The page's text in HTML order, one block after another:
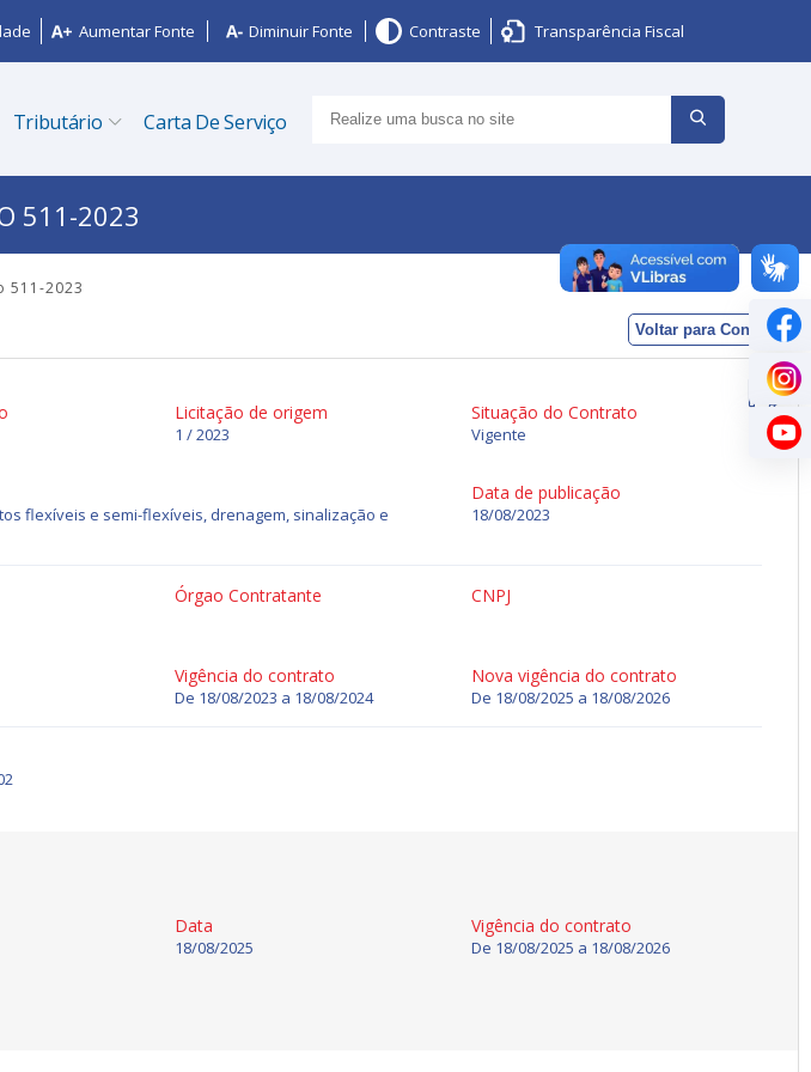
Aumentar Fonte Diminuir Fonte Contraste Transparência Fiscal
Tributário Carta De Serviço
511-2023
511-2023
Voltar para Contratos
Licitação de origem
1 / 2023
Situação do Contrato
Vigente
flexíveis e semi-flexíveis, drenagem, sinalização e
Data de publicação
18/08/2023
Órgao Contratante CNPJ
Vigência do contrato
De 18/08/2023 a 18/08/2024
Nova vigência do contrato
De 18/08/2025 a 18/08/2026
Data
18/08/2025
Vigência do contrato
De 18/08/2025 a 18/08/2026